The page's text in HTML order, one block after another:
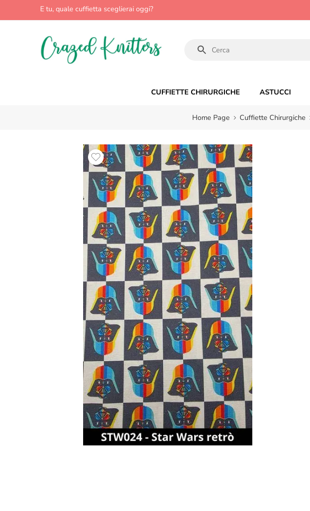
E tu, quale cuffietta sceglierai oggi?
CUFFIETTE CHIRURGICHE ASTUCCI
Home Page Cuffiette Chirurgiche